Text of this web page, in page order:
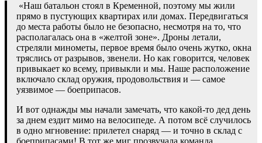
«Наш батальон стоял в Кременной, поэтому мы жили
прямо в пустующих квартирах или домах. Передвигаться
до места работы было не безопасно, несмотря на то, что
располагалась она в «желтой зоне». Дроны летали,
стреляли минометы, первое время было очень жутко, окна
тряслись от разрывов, звенели. Но как говорится, человек
привыкает ко всему, привыкли и мы. Наше расположение
включало склад оружия, продовольствия и — самое
уязвимое — боеприпасов.
И вот однажды мы начали замечать, что какой-то дед день
за днем ездит мимо на велосипеде. А потом всё случилось
в одно мгновение: прилетел снаряд — и точно в склад с
боеприпасами! В тот же миг прозвучала команда